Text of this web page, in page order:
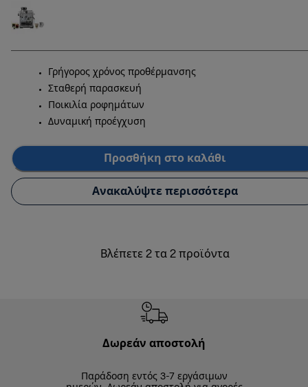
Γρήγορος χρόνος προθέρμανσης
Σταθερή παρασκευή
Ποικιλία ροφημάτων
Δυναμική προέγχυση
Προσθήκη στο καλάθι
Ανακαλύψτε περισσότερα
Βλέπετε 2 τα 2 προϊόντα
Δωρεάν αποστολή
Παράδοση εντός 3-7 εργάσιμων